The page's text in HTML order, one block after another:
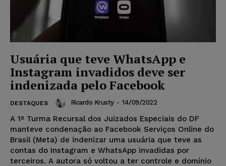
Usuária que teve WhatsApp e
Instagram invadidos deve ser
indenizada pelo Facebook
DESTAQUES Ricardo Krusty - 14/09/2022
A 1ª Turma Recursal dos Juizados Especiais do DF
manteve condenação ao Facebook Serviços Online do
Brasil (Meta) de indenizar uma usuária que teve as
contas do Instagram e WhatsApp invadidas por
terceiros. A autora só voltou a ter controle e domínio